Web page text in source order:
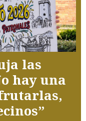
las
hay una